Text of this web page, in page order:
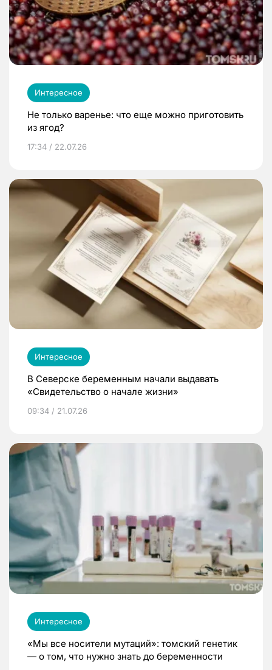
Интересное
Не только варенье: что еще можно приготовить
из ягод?
17:34 / 22.07.26
Интересное
В Северске беременным начали выдавать
«Свидетельство о начале жизни»
09:34 / 21.07.26
Интересное
«Мы все носители мутаций»: томский генетик
— о том, что нужно знать до беременности